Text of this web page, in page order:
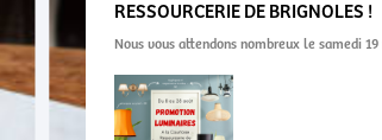
RESSOURCERIE DE BRIGNOLES !
Nous vous attendons nombreux le samedi